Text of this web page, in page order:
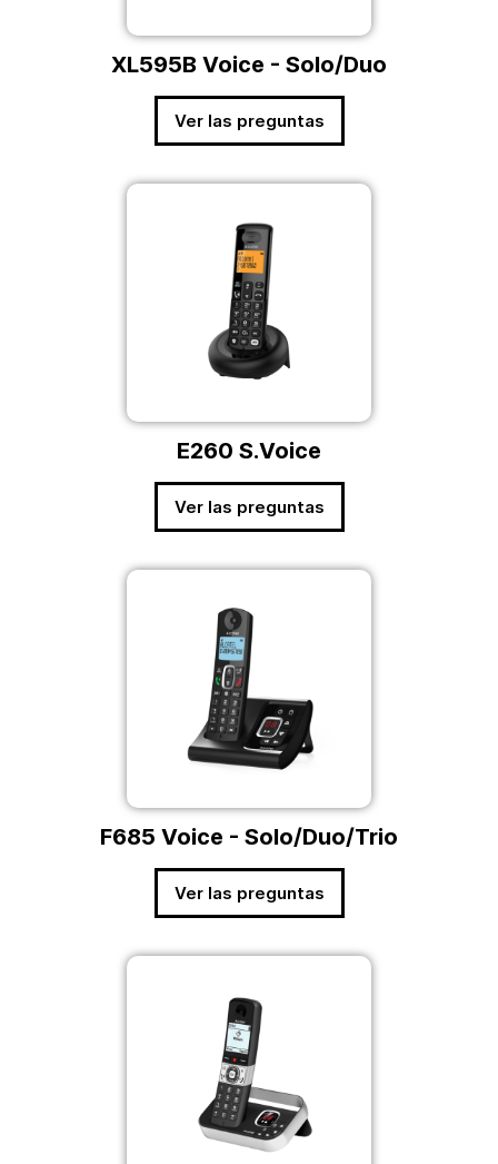
XL595B Voice - Solo/Duo
Ver las preguntas
E260 S.Voice
Ver las preguntas
F685 Voice - Solo/Duo/Trio
Ver las preguntas